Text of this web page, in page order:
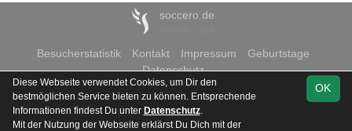
soccero.de
Besucherstatistik Kontakt Impressum
Geburtstage
Datenschutz
OK
Diese Webseite verwendet Cookies, um Dir den
bestmöglichen Service bieten zu können. Entsprechende
Informationen findest Du unter Datenschutz.
Mit der Nutzung der Webseite erklärst Du Dich mit der